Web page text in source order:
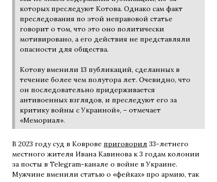
которых преследуют Котова. Однако сам факт
преследования по этой неправовой статье
говорит о том, что это оно политически
мотивировано, а его действия не представляли
опасности для общества.
Котову вменили 13 публикаций, сделанных в
течение более чем полутора лет. Очевидно, что
он последовательно придерживается
антивоенных взглядов, и преследуют его за
критику войны с Украиной», – отмечает
«Мемориал».
В 2023 году суд в Коврове приговорил 33-летнего
местного жителя Ивана Кавинова к 3 годам колонии
за посты в Telegram-канале о войне в Украине.
Мужчине вменили статью о «фейках» про армию, так